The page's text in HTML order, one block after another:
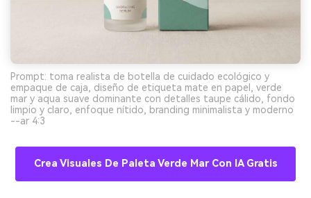
Prompt: toma realista de botella de cuidado ecológico y
empaque de caja, diseño de etiqueta mate en papel, verde
mar y aqua suave dominante con detalles taupe cálido, fondo
limpio y claro, enfoque nítido, branding minimalista y moderno
--ar 4:3
Crea Visuales De Paleta Verde Mar Con IA Gratis